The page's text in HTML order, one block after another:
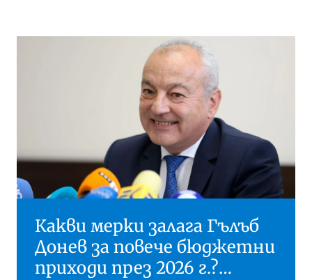
Какви мерки залага Гълъб
Донев за повече бюджетни
приходи през 2026 г.?